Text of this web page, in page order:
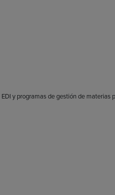
y programas de gestión de materias